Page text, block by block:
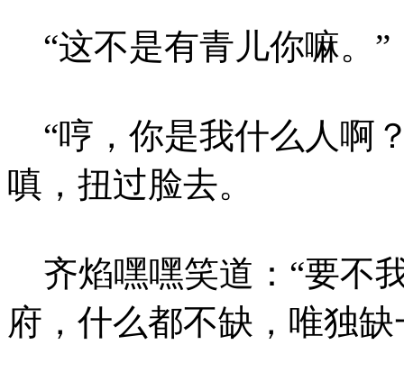
“这不是有青儿你嘛。”
“哼，你是我什么人啊
嗔，扭过脸去。
齐焰嘿嘿笑道：“要不
府，什么都不缺，唯独